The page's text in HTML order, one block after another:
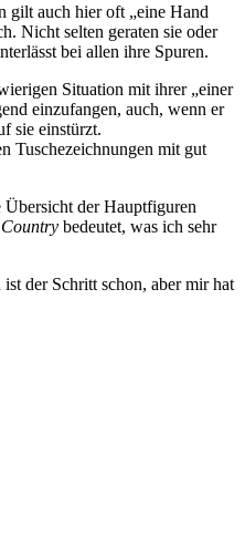
gilt auch hier oft „eine Hand
Nicht selten geraten sie oder
bei allen ihre Spuren.
Situation mit ihrer „einer
einzufangen, auch, wenn er
sie einstürzt.
Tuschezeichnungen mit gut
der Hauptfiguren
bedeutet, was ich sehr
der Schritt schon, aber mir hat